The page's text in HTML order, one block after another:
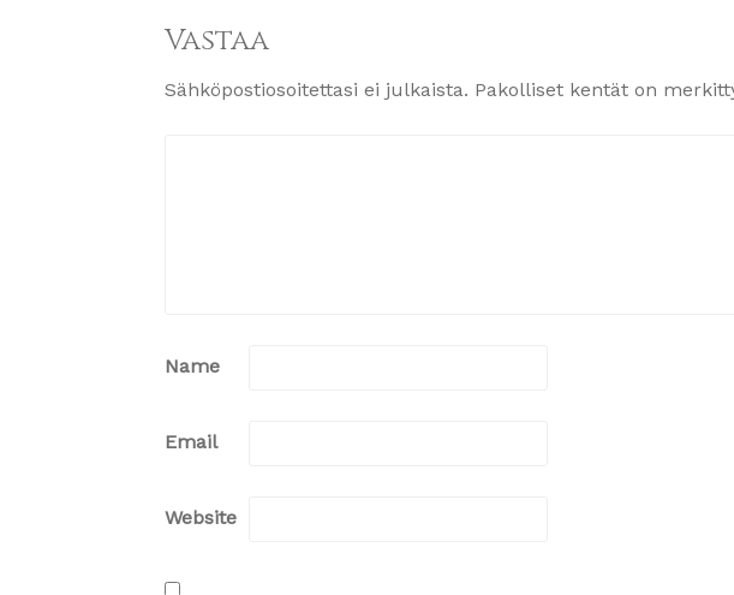
Vastaa
Sähköpostiosoitettasi ei julkaista. Pakolliset kentät on
Name
Email
Website